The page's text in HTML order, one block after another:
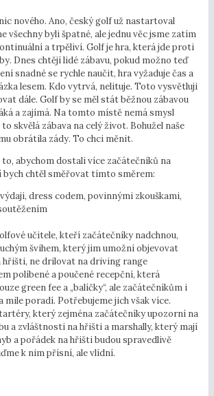
nového. Ano, český golf už nastartoval
všechny byli špatné, ale jednu věc jsme zatím
a trpěliví. Golf je hra, která jde proti
Dnes chtějí lidé zábavu, pokud možno teď
snadné se rychle naučit, hra vyžaduje čas a
lesem. Kdo vytrvá, nelituje. Toto vysvětluji
dále. Golf by se měl stát běžnou zábavou
a zajímá. Na tomto místě nemá smysl
skvělá zábava na celý život. Bohužel naše
obrátila zády. To chci měnit.
abychom dostali více začátečníků na
bych chtěl směřovat tímto směrem:
dress codem, povinnými zkouškami,
učitele, kteří začátečníky nadchnou,
švihem, který jim umožní objevovat
hřišti, ne drilovat na driving range
políbené a poučené recepční, která
green fee a „balíčky“, ale začátečníkům i
mile poradí. Potřebujeme jich však více.
který zejména začátečníky upozorní na
a zvláštnosti na hřišti a marshally, který mají
a pořádek na hřišti budou spravedlivě
k nim přísní, ale vlídní.